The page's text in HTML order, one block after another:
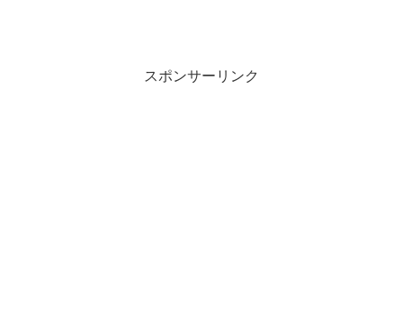
スポンサーリンク